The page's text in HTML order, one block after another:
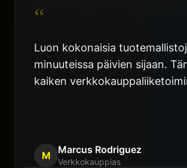
“
Luon kokonaisia
minuuteissa päivien sijaan.
kaiken
M Marcus Rodriguez
Verkkokauppias